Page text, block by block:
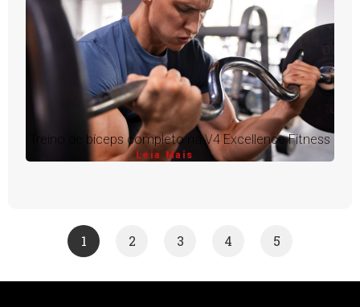
Treino de bíceps completo na V4 Excellence Fitness
Leia Mais
1 2 3 4 5